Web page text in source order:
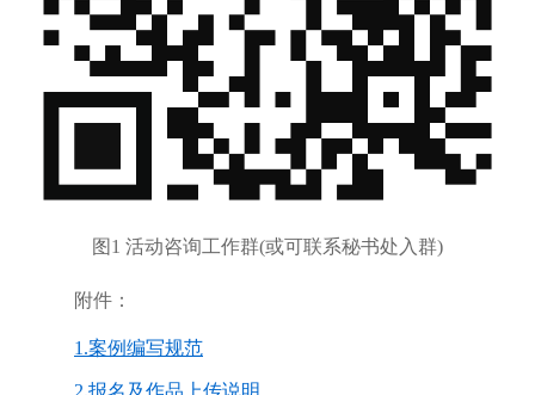
图1 活动咨询工作群(或可联系秘书处入群)
附件：
1.案例编写规范
2.报名及作品上传说明